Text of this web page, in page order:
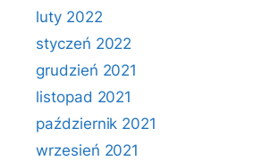
luty 2022
styczeń 2022
grudzień 2021
listopad 2021
październik 2021
wrzesień 2021